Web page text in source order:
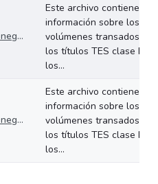
Volúmenes de negociación del 27 al 31 de enero de 2025
Este archivo contiene
información sobre los
volúmenes transados de
los títulos TES clase B en
los...
Volúmenes de negociación del 20 al 24 de enero de 2025
Este archivo contiene
información sobre los
volúmenes transados de
los títulos TES clase B en
los...